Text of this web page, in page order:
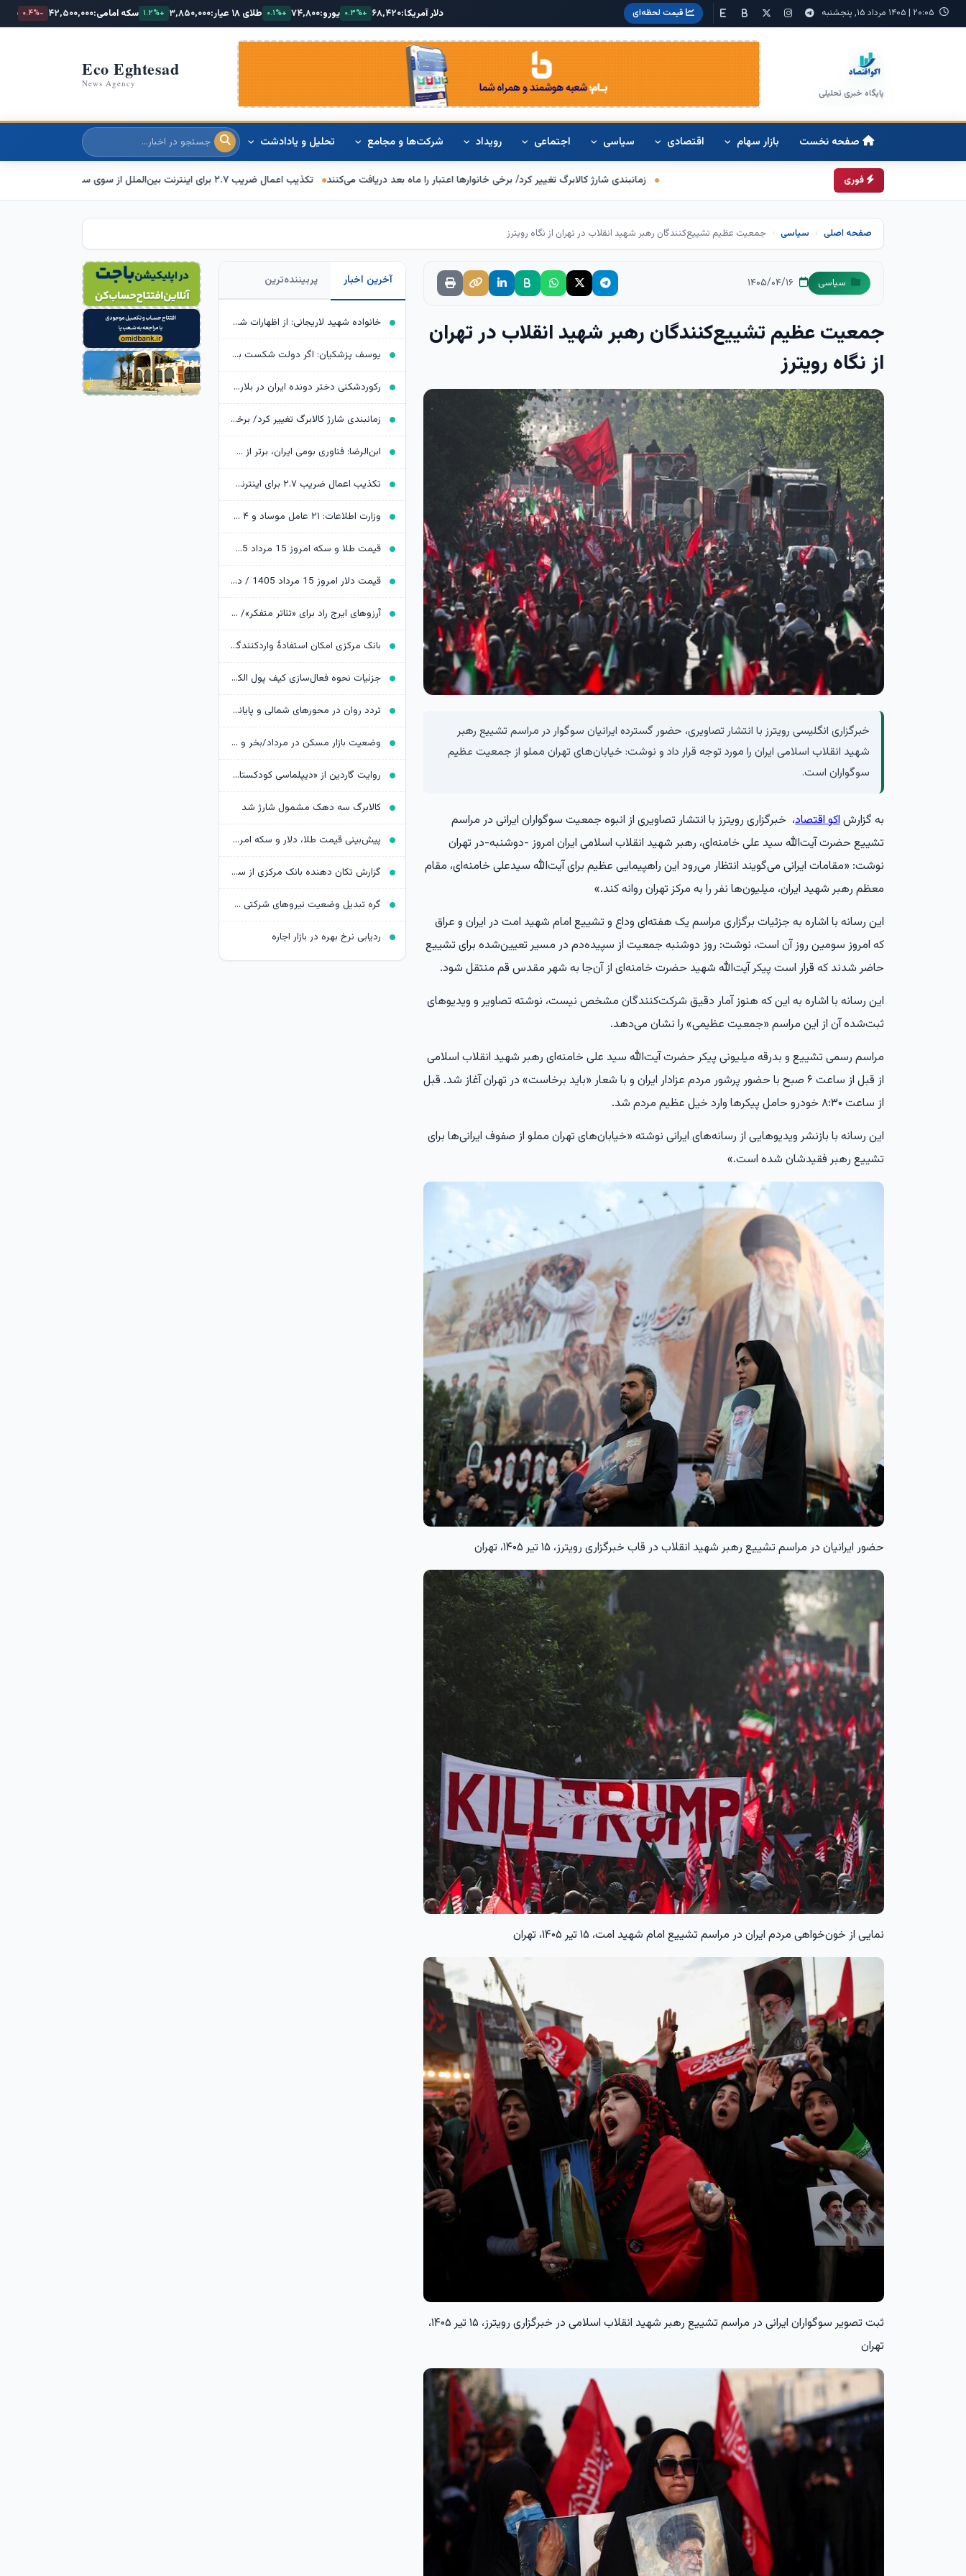
۲۰:۰۵ | ۱۴۰۵ مرداد ۱۵, پنجشنبه قیمت لحظه‌ای یورو:۷۴,۸۰۰ +۰.۱% طلای ۱۸ عیار: ۳,۸۵۰,۰۰۰ +۱.۲% سکه امامی:۴۲,۵۰۰,۰۰۰ -۰.۴% سکه بهار:۳۹,۸۰۰,۰۰۰
پایگاه خبری تحلیلی
Eco Eghtesad
News Agency
صفحه نخست بازار سهام اقتصادی سیاسی اجتماعی رویداد شرکت‌ها و مجامع تحلیل و یادادشت درباره ما
فوری زمانبندی شارژ کالابرگ تغییر کرد/ برخی خانوارها اعتبار را ماه بعد دریافت می‌کنند تکذیب اعمال ضریب ۲.۷ برای اینترنت بین‌الملل از سوی سازمان تنظیم مقررات قیمت طلا و سکه امروز 15 مرداد 1405/ فرمان بازار طلا به دست اونس جهانی افتاد
صفحه اصلی سیاسی جمعیت عظیم تشییع‌کنندگان رهبر شهید انقلاب در تهران از نگاه رویترز
سیاسی
جمعیت عظیم تشییع‌کنندگان رهبر شهید انقلاب در تهران
از نگاه رویترز
خبرگزاری انگلیسی رویترز با انتشار تصاویری، حضور گسترده ایرانیان سوگوار در مراسم تشییع رهبر
شهید انقلاب اسلامی ایران را مورد توجه قرار داد و نوشت: خیابان‌های تهران مملو از جمعیت عظیم
سوگواران است.
به گزارشاکو اقتصاد، خبرگزاری رویترز با انتشار تصاویری از انبوه جمعیت سوگواران ایرانی در مراسم
تشییع حضرت آیت‌الله سید علی خامنه‌ای، رهبر شهید انقلاب اسلامی ایران امروز -دوشنبه-در تهران
نوشت: «مقامات ایرانی می‌گویند انتظار می‌رود این راهپیمایی عظیم برای آیت‌الله سیدعلی خامنه‌ای، مقام
معظم رهبر شهید ایران، میلیون‌ها نفر را به مرکز تهران روانه کند.»
این رسانه با اشاره به جزئیات برگزاری مراسم یک هفته‌ای وداع و تشییع امام شهید امت در ایران و عراق
که امروز سومین روز آن است، نوشت: روز دوشنبه جمعیت از سپیده‌دم در مسیر تعیین‌شده برای تشییع
حاضر شدند که قرار است پیکر آیت‌الله شهید حضرت خامنه‌ای از آن‌جا به شهر مقدس قم منتقل شود.
این رسانه با اشاره به این که هنوز آمار دقیق شرکت‌کنندگان مشخص نیست، نوشته تصاویر و ویدیوهای
ثبت‌شده آن از این مراسم «جمعیت عظیمی» را نشان می‌دهد.
مراسم رسمی تشییع و بدرقه میلیونی پیکر حضرت آیت‌الله سید علی خامنه‌ای رهبر شهید انقلاب اسلامی
از قبل از ساعت ۶ صبح با حضور پرشور مردم عزادار ایران و با شعار «باید برخاست» در تهران آغاز شد. قبل
از ساعت ۸:۳۰ خودرو حامل پیکرها وارد خیل عظیم مردم شد.
این رسانه با بازنشر ویدیوهایی از رسانه‌های ایرانی نوشته «خیابان‌های تهران مملو از صفوف ایرانی‌ها برای
تشییع رهبر فقیدشان شده است.»
حضور ایرانیان در مراسم تشییع رهبر شهید انقلاب در قاب خبرگزاری رویترز، ۱۵ تیر ۱۴۰۵، تهران
نمایی از خون‌خواهی مردم ایران در مراسم تشییع امام شهید امت، ۱۵ تیر ۱۴۰۵، تهران
ثبت تصویر سوگواران ایرانی در مراسم تشییع رهبر شهید انقلاب اسلامی در خبرگزاری رویترز، ۱۵ تیر ۱۴۰۵،
تهران
آخرین اخبار پربیننده‌ترین
خانواده شهید لاریجانی: از اظهارات شتاب‌زده درباره چگونگی شهادت اجتناب کنید
یوسف پزشکیان: اگر دولت شکست بخورد، ایران شکست می‌خورد
رکوردشکنی دختر دونده ایران در بلاروس
زمانبندی شارژ کالابرگ تغییر کرد/ برخی خانوارها اعتبار را ماه بعد دریافت می‌کنند
ابن‌الرضا: فناوری بومی ایران، برتر از هر سامانه وارداتی در منطقه است
تکذیب اعمال ضریب ۲.۷ برای اینترنت بین‌الملل از سوی سازمان تنظیم مقررات
وزارت اطلاعات: ۲۱ عامل موساد و ۴ عضو باندهای مسلح بازداشت شدند
قیمت طلا و سکه امروز 15 مرداد 1405/ فرمان بازار طلا به دست اونس جهانی افتاد
قیمت دلار امروز 15 مرداد 1405 / دلار ۴ هزار تومان ریخت
آرزوهای ایرج راد برای «تئاتر متفکر»/ «آبجی‌ها و آقاجان» روی صحنه می‌رود
بانک مرکزی امکان استفادۀ واردکنندگان دارو از اوراق گام را تا پایان امسال تمدید کرد
جزئیات نحوه فعال‌سازی کیف پول الکترونیک
تردد روان در محورهای شمالی و پایانه‌های مرزی اربعین
وضعیت بازار مسکن در مرداد/بخر و بفروش‌ها دست از کار کشیدند
روایت گاردین از «دیپلماسی کودکستانی» ترامپ در برابر ایران
کالابرگ سه دهک مشمول شارژ شد
پیش‌بینی قیمت طلا، دلار و سکه امروز 15 مرداد 1405/ بازار منتظر مذاکرات تنگه هرمز
گزارش تکان‌ دهنده بانک مرکزی از سفره ایرانی‌ها؛ تورم چگونه فقرا را فقیرتر کرد؟
گره تبدیل وضعیت نیروهای شرکتی / قانون مانع است یا پیمانکاران؟
ردیابی نرخ بهره در بازار اجاره